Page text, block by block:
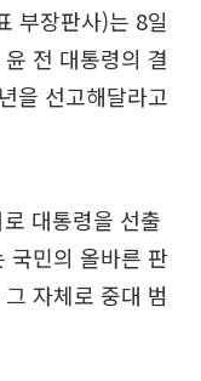
부장판사)는 8일
전 대통령의 결
을 선고해달라고
대통령을 선출
국민의 올바른 판
자체로 중대 범